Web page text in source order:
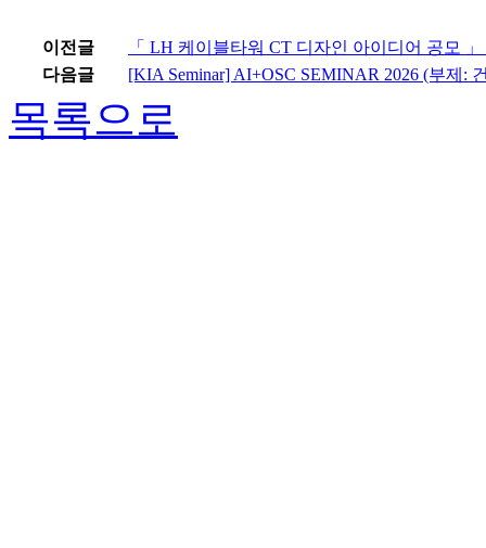
이전글
「 LH 케이블타워 CT 디자인 아이디어 공모
다음글
[KIA Seminar] AI+OSC SEMINAR 2026 (부제:
목록으로